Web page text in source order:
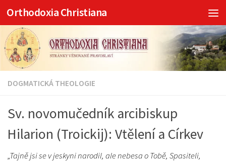
Skip to content
Orthodoxia Christiana
DOGMATICKÁ THEOLOGIE
Sv. novomučedník arcibiskup
Hilarion (Troickij): Vtělení a Církev
„Tajně jsi se v jeskyni narodil, ale nebesa o Tobě, Spasiteli,